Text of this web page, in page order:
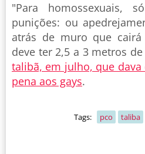
"Para homossexuais,
punições: ou
atrás de muro que
deve ter 2,5 a 3 metros
talibã, em julho, que
pena aos gays.
Tags: pco taliba